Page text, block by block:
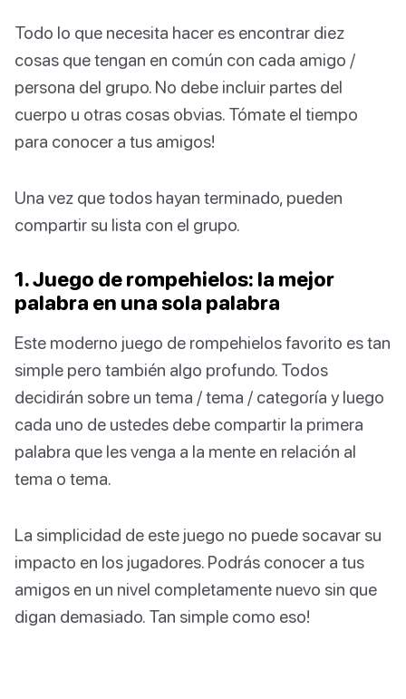
Todo lo que necesita hacer es encontrar diez
cosas que tengan en común con cada amigo /
persona del grupo. No debe incluir partes del
cuerpo u otras cosas obvias. Tómate el tiempo
para conocer a tus amigos!
Una vez que todos hayan terminado, pueden
compartir su lista con el grupo.
1. Juego de rompehielos: la mejor
palabra en una sola palabra
Este moderno juego de rompehielos favorito es tan
simple pero también algo profundo. Todos
decidirán sobre un tema / tema / categoría y luego
cada uno de ustedes debe compartir la primera
palabra que les venga a la mente en relación al
tema o tema.
La simplicidad de este juego no puede socavar su
impacto en los jugadores. Podrás conocer a tus
amigos en un nivel completamente nuevo sin que
digan demasiado. Tan simple como eso!